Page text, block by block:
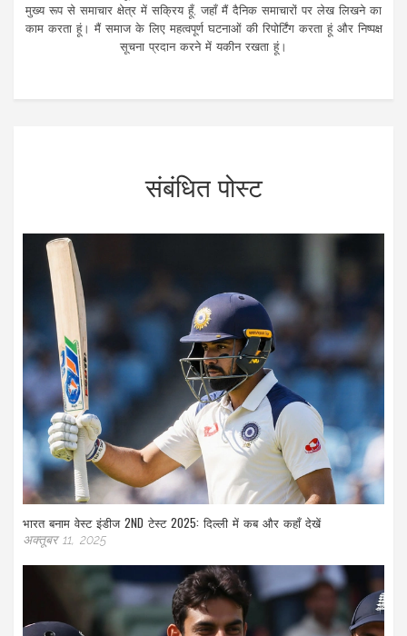
मुख्य रूप से समाचार क्षेत्र में सक्रिय हूँ, जहाँ मैं दैनिक समाचारों पर लेख लिखने का
काम करता हूं। मैं समाज के लिए महत्वपूर्ण घटनाओं की रिपोर्टिंग करता हूं और निष्पक्ष
सूचना प्रदान करने में यकीन रखता हूं।
संबंधित पोस्ट
भारत बनाम वेस्ट इंडीज 2ND टेस्ट 2025: दिल्ली में कब और कहाँ देखें
अक्तूबर 11, 2025